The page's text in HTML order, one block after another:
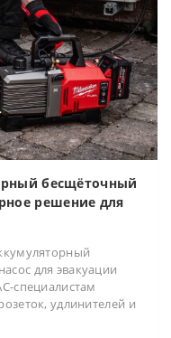
бесщёточный
решение для
для эвакуации
специалистам
удлинителей и